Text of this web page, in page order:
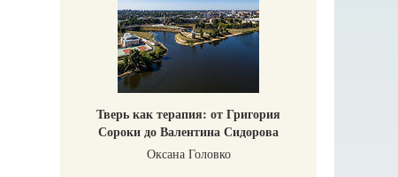
Тверь как терапия: от Григория
Сороки до Валентина Сидорова
Оксана Головко